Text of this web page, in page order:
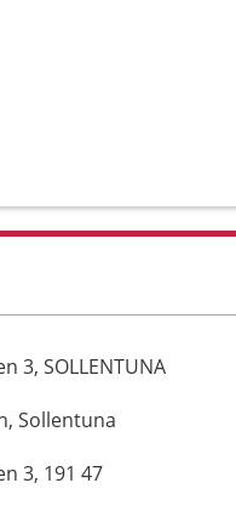
3, SOLLENTUNA
Sollentuna
3, 191 47